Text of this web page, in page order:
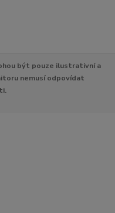
být pouze ilustrativní a
nemusí odpovídat